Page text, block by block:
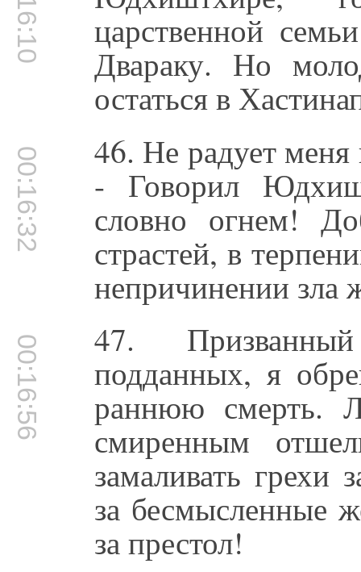
царственной
Двараку. Но
остаться в
00:16:32 46. Не радует
- Говорил
словно огнем!
страстей, в
непричинении зла
00:16:56 47.
подданных, я
раннюю смерть.
смиренным
замаливать грехи
за бесмысленные
за престол!